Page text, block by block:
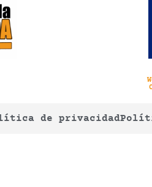
de privacidad